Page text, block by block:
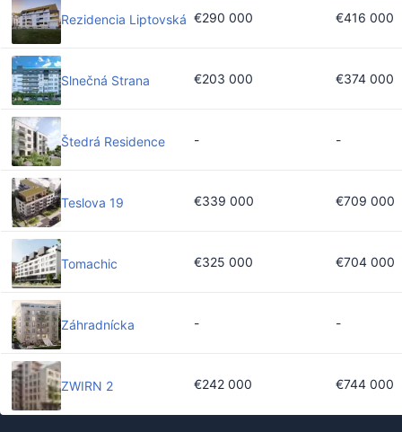
Rezidencia Liptovská €290 000 €416 000
Slnečná Strana €203 000 €374 000
Štedrá Residence - -
Teslova 19 €339 000 €709 000
Tomachic €325 000 €704 000
Záhradnícka - -
ZWIRN 2 €242 000 €744 000